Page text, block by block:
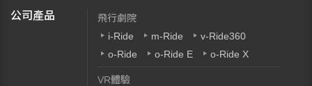
公司產品
飛行劇院
i-Ride
m-Ride
v-Ride360
o-Ride
o-Ride E o-Ride X
VR體驗